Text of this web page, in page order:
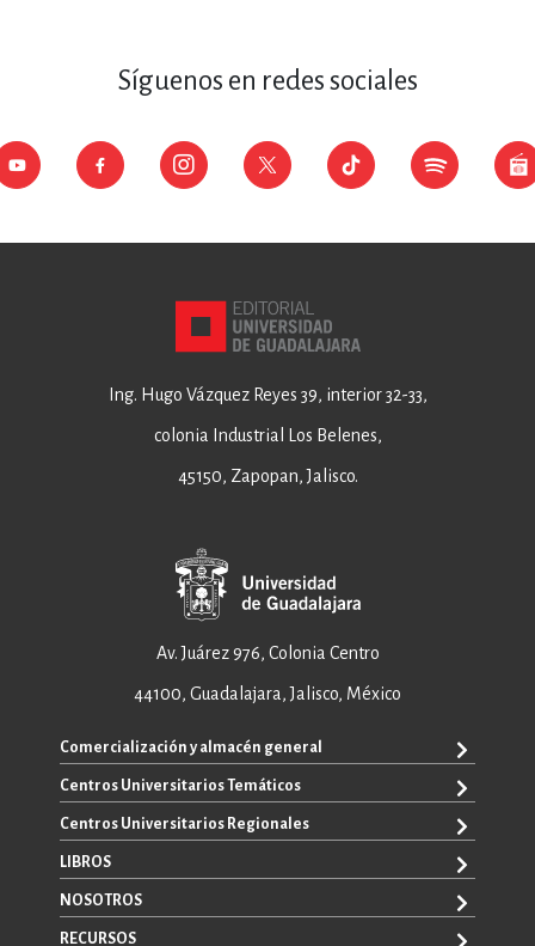
Síguenos en redes sociales
Ing. Hugo Vázquez Reyes 39, interior 32-33,
colonia Industrial Los Belenes,
45150, Zapopan, Jalisco.
Av. Juárez 976, Colonia Centro
44100, Guadalajara, Jalisco, México
Comercialización y almacén general
+52 33 3640 6326
+52 33 3640 4595
ventas@editorial.udg.mx
WhatsApp: +52 33 1433 6869
Centros Universitarios Temáticos
CUAAD
CUCEA
CUCBA
Centros Universitarios Regionales
CUALTOS
CUCHAPALA
LIBROS
TODOS LOS LIBROS
E-BOOKS
NOSOTROS
RECURSOS